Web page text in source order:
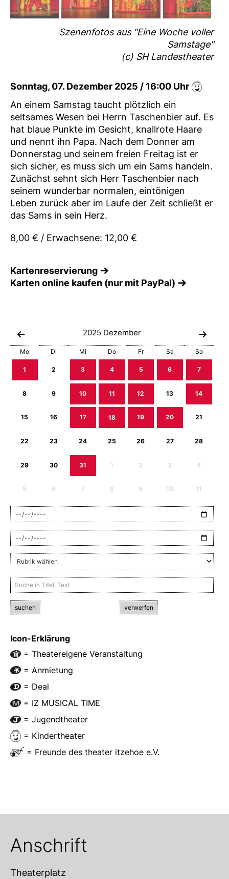
Szenenfotos aus "Eine Woche voller
Samstage"
(c) SH Landestheater
Sonntag, 07. Dezember 2025 / 16:00 Uhr
An einem Samstag taucht plötzlich ein
seltsames Wesen bei Herrn Taschenbier auf. Es
hat blaue Punkte im Gesicht, knallrote Haare
und nennt ihn Papa. Nach dem Donner am
Donnerstag und seinem freien Freitag ist er
sich sicher, es muss sich um ein Sams handeln.
Zunächst sehnt sich Herr Taschenbier nach
seinem wunderbar normalen, eintönigen
Leben zurück aber im Laufe der Zeit schließt er
das Sams in sein Herz.
8,00 € / Erwachsene: 12,00 €
Kartenreservierung
Karten online kaufen (nur mit PayPal)
2025 Dezember
Mo Di Mi Do Fr Sa So
1 2 3 4 5 6 7
8 9 10 11 12 13 14
15 16 17 18 19 20 21
22 23 24 25 26 27 28
29 30 31 1 2 3 4
5 6 7 8 9 10 11
suchen verwerfen
Icon-Erklärung
= Theatereigene Veranstaltung
= Anmietung
= Deal
= IZ MUSICAL TIME
= Jugendtheater
= Kindertheater
= Freunde des theater itzehoe e.V.
Anschrift
Theaterplatz